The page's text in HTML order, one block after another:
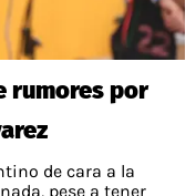
rumores por
de cara a la
pese a tener